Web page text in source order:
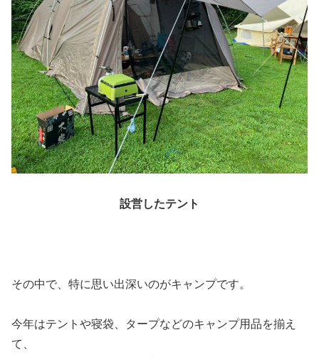
設営したテント
その中で、特に思い出深いのがキャンプです。
今年はテントや寝袋、タープなどのキャンプ用品を揃え
て、